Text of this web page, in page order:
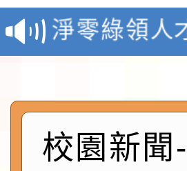
報
淨零綠領人
檢送桃園市
及師生本土
實施要點各
115年食農
程
函轉國家通
校園新